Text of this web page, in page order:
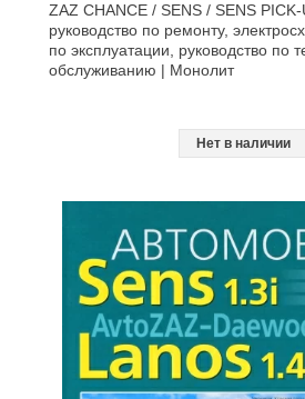
ZAZ CHANCE / SENS / SENS PICK-
руководство по ремонту,
по эксплуатации, руководство по
обслуживанию | Монолит
Нет в наличии